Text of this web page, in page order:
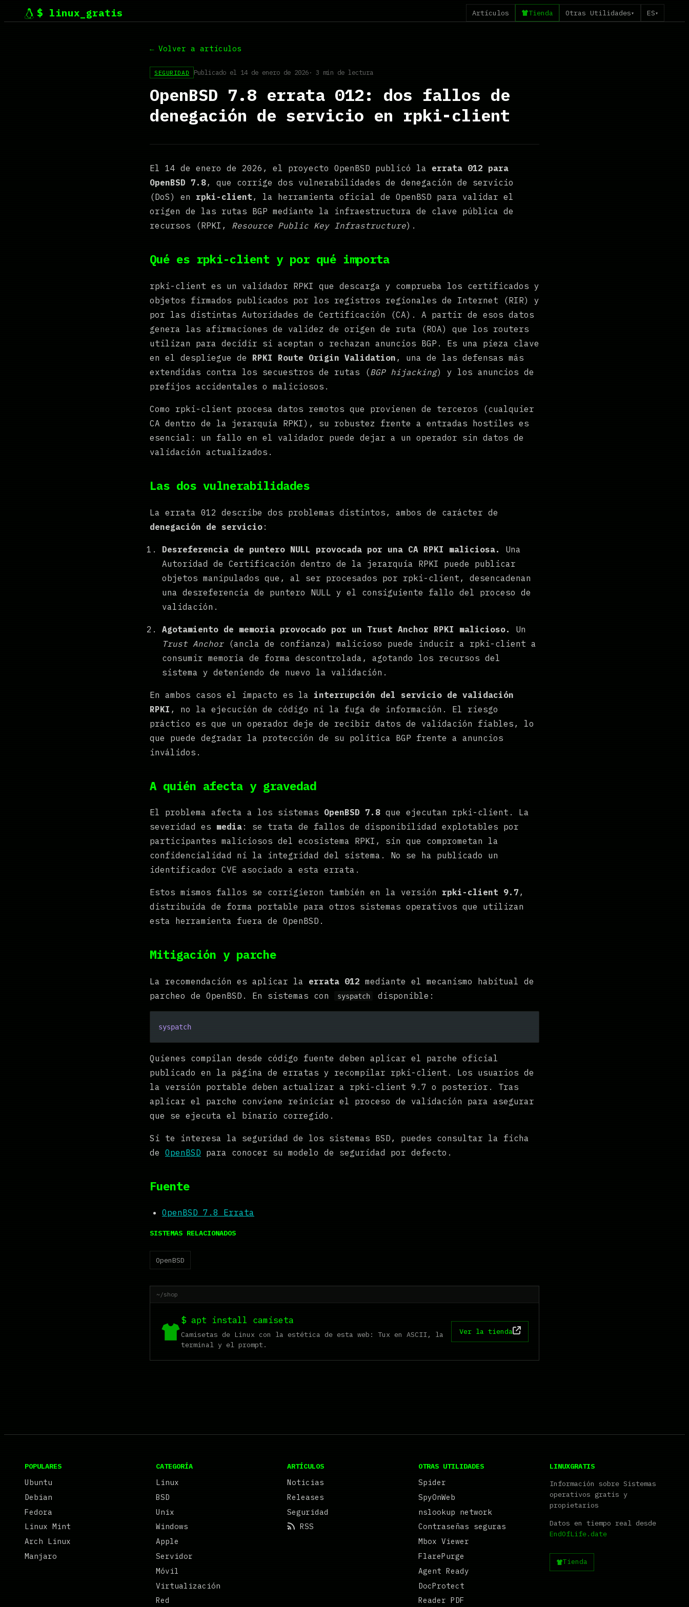
$ linux_gratis Artículos Tienda Otras Utilidades▾ ES▾
← Volver a artículos
SEGURIDAD Publicado el 14 de enero de 2026· 3 min de lectura
OpenBSD 7.8 errata 012: dos fallos de
denegación de servicio en rpki-client
El 14 de enero de 2026, el proyecto OpenBSD publicó la errata 012 para
OpenBSD 7.8, que corrige dos vulnerabilidades de denegación de servicio
(DoS) en rpki-client , la herramienta oficial de OpenBSD para validar el
origen de las rutas BGP mediante la infraestructura de clave pública de
recursos (RPKI, Resource Public Key Infrastructure).
Qué es rpki-client y por qué importa
rpki-client es un validador RPKI que descarga y comprueba los certificados y
objetos firmados publicados por los registros regionales de Internet (RIR) y
por las distintas Autoridades de Certificación (CA). A partir de esos datos
genera las afirmaciones de validez de origen de ruta (ROA) que los routers
utilizan para decidir si aceptan o rechazan anuncios BGP. Es una pieza clave
en el despliegue de RPKI Route Origin Validation , una de las defensas más
extendidas contra los secuestros de rutas (BGP hijacking) y los anuncios de
prefijos accidentales o maliciosos.
Como rpki-client procesa datos remotos que provienen de terceros (cualquier
CA dentro de la jerarquía RPKI), su robustez frente a entradas hostiles es
esencial: un fallo en el validador puede dejar a un operador sin datos de
validación actualizados.
Las dos vulnerabilidades
La errata 012 describe dos problemas distintos, ambos de carácter de
denegación de servicio :
Desreferencia de puntero NULL provocada por una CA RPKI maliciosa.
Una
Autoridad de Certificación dentro de la jerarquía RPKI puede publicar
objetos manipulados que, al ser procesados por rpki-client, desencadenan
una desreferencia de puntero NULL y el consiguiente fallo del proceso de
validación.
Agotamiento de memoria provocado por un Trust Anchor RPKI malicioso.
Un
Trust Anchor(ancla de confianza) malicioso puede inducir a rpki-client a
consumir memoria de forma descontrolada, agotando los recursos del
sistema y deteniendo de nuevo la validación.
En ambos casos el impacto es la interrupción del servicio de validación
RPKI , no la ejecución de código ni la fuga de información. El riesgo
práctico es que un operador deje de recibir datos de validación fiables, lo
que puede degradar la protección de su política BGP frente a anuncios
inválidos.
A quién afecta y gravedad
El problema afecta a los sistemas OpenBSD 7.8 que ejecutan rpki-client. La
severidad es media : se trata de fallos de disponibilidad explotables por
participantes maliciosos del ecosistema RPKI, sin que comprometan la
confidencialidad ni la integridad del sistema. No se ha publicado un
identificador CVE asociado a esta errata.
Estos mismos fallos se corrigieron también en la versión rpki-client 9.7 ,
distribuida de forma portable para otros sistemas operativos que utilizan
esta herramienta fuera de OpenBSD.
Mitigación y parche
La recomendación es aplicar la errata 012 mediante el mecanismo habitual de
parcheo de OpenBSD. En sistemas con
syspatch disponible:
syspatch
Quienes compilan desde código fuente deben aplicar el parche oficial
publicado en la página de erratas y recompilar rpki-client. Los usuarios de
la versión portable deben actualizar a rpki-client 9.7 o posterior. Tras
aplicar el parche conviene reiniciar el proceso de validación para asegurar
que se ejecuta el binario corregido.
Si te interesa la seguridad de los sistemas BSD, puedes consultar la ficha
de OpenBSD para conocer su modelo de seguridad por defecto.
Fuente
OpenBSD 7.8 Errata
SISTEMAS RELACIONADOS
OpenBSD
~/shop
$ apt install camiseta
Camisetas de Linux con la estética de esta web: Tux en ASCII, la
terminal y el prompt.
Ver la tienda
POPULARES
Ubuntu
Debian
Fedora
Linux Mint
Arch Linux
Manjaro
CATEGORÍA
Linux
BSD
Unix
Windows
Apple
Servidor
Móvil
Virtualización
Red
ARTÍCULOS
Noticias
Releases
Seguridad
RSS
OTRAS UTILIDADES
Spider
SpyOnWeb
nslookup network
Contraseñas seguras
Mbox Viewer
FlarePurge
Agent Ready
DocProtect
Reader PDF
LINUXGRATIS
Información sobre Sistemas
operativos gratis y
propietarios
Datos en tiempo real desde
EndOfLife.date
Tienda